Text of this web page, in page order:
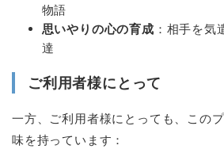
物語
思いやりの心の育成 ：相手を気
達
ご利用者様にとって
一方、ご利用者様にとっても、この
味を持っています：